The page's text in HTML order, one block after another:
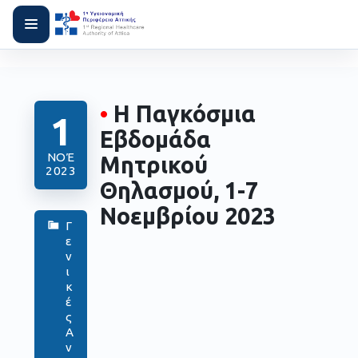
1
ΝΟΈ
2023
Γ
ε
ν
ι
κ
έ
ς
Α
ν
• Η Παγκόσμια
Εβδομάδα
Μητρικού
Θηλασμού, 1-7
Νοεμβρίου 2023